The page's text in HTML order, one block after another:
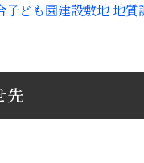
子ども園建設敷地 地質
先